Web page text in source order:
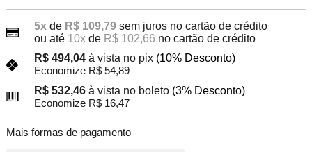
5xde R$ 109,79 sem juros no cartão de crédito
ou até 10xde R$ 102,66 no cartão de crédito
R$ 494,04 à vista no pix (10% Desconto)
Economize R$ 54,89
R$ 532,46 à vista no boleto (3% Desconto)
Economize R$ 16,47
Mais formas de pagamento